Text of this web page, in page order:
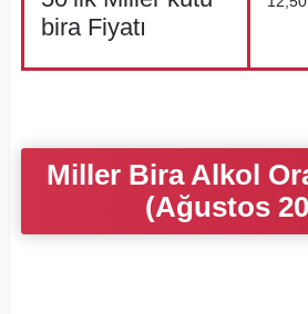
bira Fiyatı
Miller Bira Alkol
(Ağustos